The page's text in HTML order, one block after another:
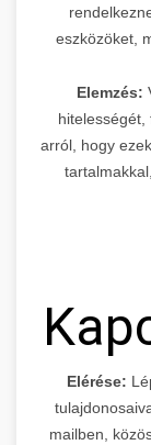
eszközöket,
Elemzés:
hitelességét,
arról, hogy
Elérése:
mailben,